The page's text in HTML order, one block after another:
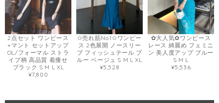
2点セット ワンピース
+マント セットアップ
OL/フォーマル ストラ
イプ柄 高品質 着痩せ
ブラック S M L XL
¥7,800
✩売れ筋No.1✩ワンピー
ス 2色展開 ノースリー
ブ フィッシュテール ブ
ルー ベージュ S M L XL
¥5,528
✿大人気✿ワンピース
レース 綺麗め フェミニ
ン 美人度アップ ブルー
S M L
¥5,536